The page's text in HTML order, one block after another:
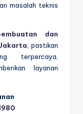
masalah teknis
dan
, pastikan
terpercaya,
layanan